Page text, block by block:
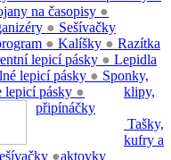
na časopisy ●
●
● Kalíšky ●
lepicí pásky ●
lepicí pásky ●
lepicí pásky ●
Sešívačky
●
Razítka
Lepidla
Sponky,
klipy,
připínáčky
Tašky,
kufry a
aktovky